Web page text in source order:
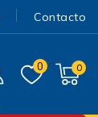
Contacto
0 0